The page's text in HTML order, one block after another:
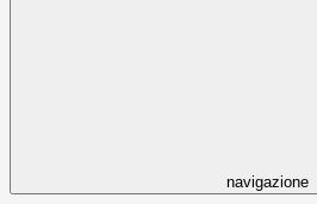
navigazione